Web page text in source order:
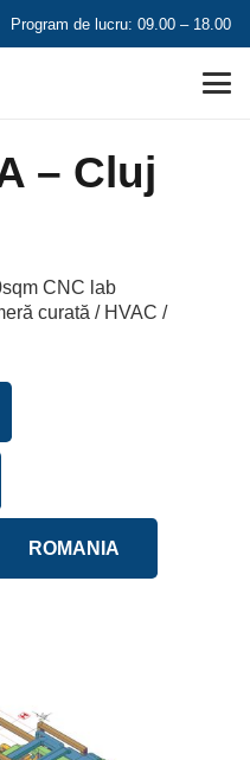
Program de lucru: 09.00 – 18.00
– Cluj
CNC lab
curată / HVAC /
ROMANIA